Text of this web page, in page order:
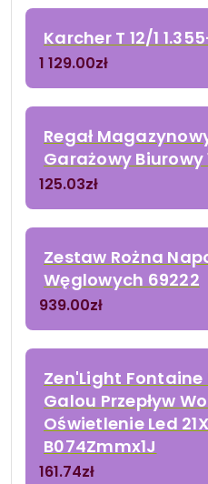
Karcher T 12/1
1 129.00zł
Regał
Garażowy Biurowy
125.03zł
Zestaw Rożna
Węglowych 69222
939.00zł
Zen'Light
Galou Przepływ
Oświetlenie Led
B074Zmmx1J
161.74zł